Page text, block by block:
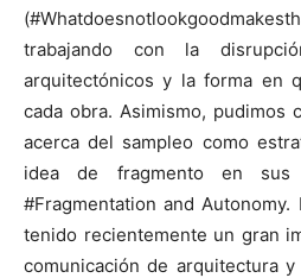
trabajando con la
arquitectónicos y la forma en
cada obra. Asimismo, pudimos
acerca del sampleo como
idea de fragmento en sus
#Fragmentation and
tenido recientemente un gran
comunicación de arquitectura